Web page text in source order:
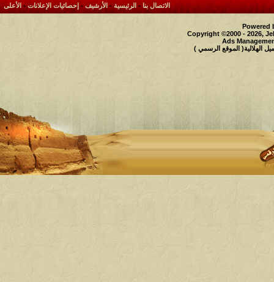
الاتصال بنا- الرئيسية- الأرشيف - إحصائيات الإعلانات- الأعلى
Powered
Copyright ©2000 - 2026,
Ads
الهلالية( الموقع الرسمي )